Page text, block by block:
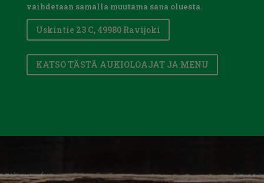
vaihdetaan samalla muutama sana oluesta.
Uskintie 23 C, 49980 Ravijoki
KATSO TÄSTÄ AUKIOLOAJAT JA MENU